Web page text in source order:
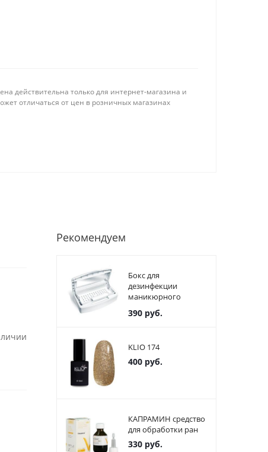
действительна только для интернет-магазина и
отличаться от цен в розничных магазинах
Рекомендуем
Бокс для
дезинфекции
маникюрного
инструмента
пластиковый
390 руб.
KLIO 174
400 руб.
КАПРАМИН средство
для обработки ран
330 руб.